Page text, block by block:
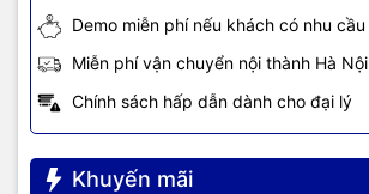
Demo miễn phí nếu khách có nhu cầu
Miễn phí vận chuyển nội thành Hà Nội
Chính sách hấp dẫn dành cho đại lý
Khuyến mãi